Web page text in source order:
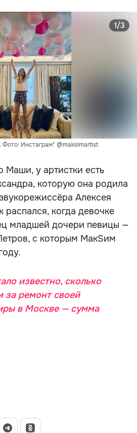
Инстаграм* @maksimartist
1/3
у артистки есть
которую она родила
Алексея
распался, когда девочке
младшей дочери певицы —
с которым МакSим
известно, сколько
за ремонт своей
в Москве — сумма